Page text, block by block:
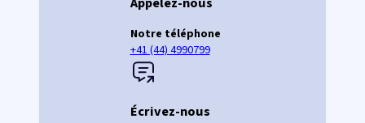
Notre téléphone
+41 (44) 4990799
Écrivez-nous